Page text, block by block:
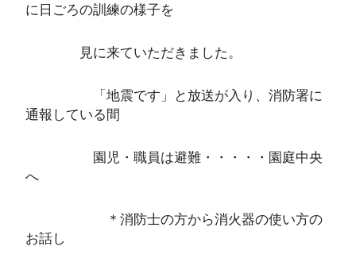
に日ごろの訓練の様子を
見に来ていただきました。
「地震です」と放送が入り、消防署に
通報している間
園児・職員は避難・・・・・園庭中央
へ
＊消防士の方から消火器の使い方の
お話し